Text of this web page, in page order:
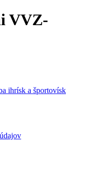
VVZ-
ihrísk a športovísk